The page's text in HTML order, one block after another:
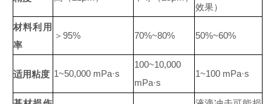
效果）
材料利用
率
＞ 95% 70%~80% 50%~60%
适用粘度 1~50,000 mPa·s
100~10,000
mPa·s
1~100 mPa·s